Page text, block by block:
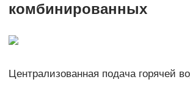
комбинированных
Централизованная подача горячей